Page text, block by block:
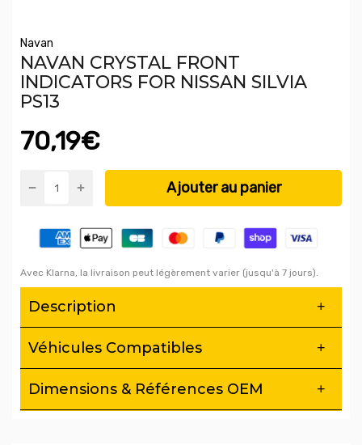
Navan
NAVAN CRYSTAL FRONT
INDICATORS FOR NISSAN SILVIA
PS13
70,19€
Ajouter au panier
Avec Klarna, la livraison peut légèrement varier (jusqu'à 7 jours).
Description
Véhicules Compatibles
Dimensions & Références OEM